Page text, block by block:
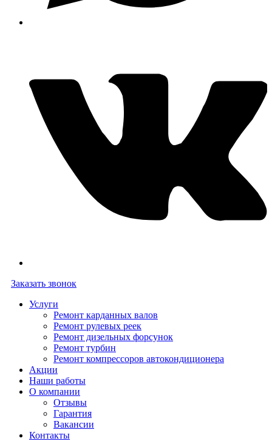
Заказать звонок
Услуги
Ремонт карданных валов
Ремонт рулевых реек
Ремонт дизельных форсунок
Ремонт турбин
Ремонт компрессоров автокондиционера
Акции
Наши работы
О компании
Отзывы
Гарантия
Вакансии
Контакты